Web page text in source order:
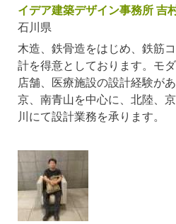
イデア建築デザイン事務所 吉
石川県
木造、鉄骨造をはじめ、鉄筋
計を得意としております。モ
店舗、医療施設の設計経験が
京、南青山を中心に、北陸、
川にて設計業務を承ります。